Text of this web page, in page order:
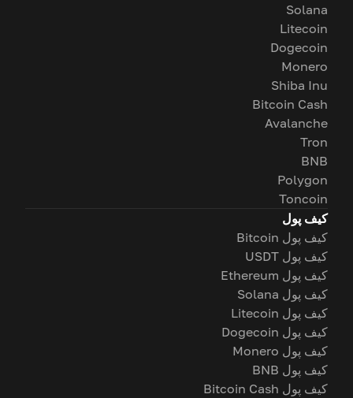
Solana
Litecoin
Dogecoin
Monero
Shiba Inu
Bitcoin Cash
Avalanche
Tron
BNB
Polygon
Toncoin
کیف پول
کیف پول Bitcoin
کیف پول USDT
کیف پول Ethereum
کیف پول Solana
کیف پول Litecoin
کیف پول Dogecoin
کیف پول Monero
کیف پول BNB
کیف پول Bitcoin Cash